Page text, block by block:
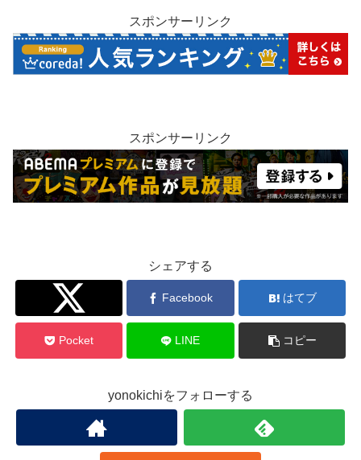
スポンサーリンク
スポンサーリンク
シェアする
Twitter Facebook はてブ
Pocket LINE コピー
yonokichiをフォローする